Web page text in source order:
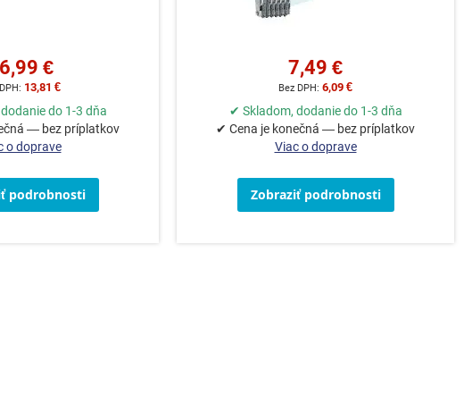
€
13,81 €
do 1-3 dňa
— bez príplatkov
o doprave
podrobnosti
7,49 €
6,09 €
✔ Skladom, dodanie do 1-3 dňa
✔ Cena je konečná — bez príplatkov
Viac o doprave
Zobraziť podrobnosti